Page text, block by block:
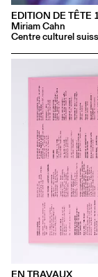
EDITION DE
Miriam Cahn
Centre culturel
EN TRAVAUX
Centre culturel
32 rue des
75003 Paris
Contact
ccs@ccsparis.com
NEWSLETTER
Follow us on:
FACEBOOK